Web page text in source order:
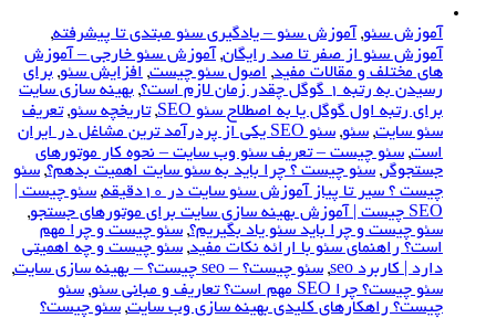
آموزش سئو, آموزش سئو – یادگیری سئو مبتدی تا پیشرفته,
آموزش سئو از صفر تا صد رایگان, آموزش سئو خارجی – آموزش
های مختلف و مقالات مفید, اصول سئو چیست, افزایش سئو, برای
رسیدن به رتبه 1 گوگل چقدر زمان لازم است؟
, بهینه سازی سایت
برای رتبه اول گوگل یا به اصطلاح سئو SEO
,تاریخچه سئو,‎تعریف
سئو سایت, سئو,
سئو SEO یکی از پردرآمد ترین مشاغل در ایران
است, سئو چیست – تعریف سئو وب سایت – نحوه کار موتورهای
جستجوگر , سئو چیست ؟ چرا باید به سئو سایت اهمیت بدهم؟, سئو
چیست ؟ سیر تا پیاز آموزش سئو سایت در 10دقیقه
, سئو چیست |
SEO چیست | آموزش بهینه سازی سایت برای موتورهای جستجو
,
سئو چیست و چرا باید سئو یاد بگیریم؟, سئو چیست و چرا مهم
است؟ راهنمای سئو با ارائه نکات مفید, سئو چیست و چه اهمیتی
دارد | کاربرد seo
, سئو چیست؟ – seo چیست؟ – بهینه سازی سایت
,
سئو چیست؟ چرا SEO مهم است؟ تعاریف و مبانی سئو
, سئو
چیست؟ راهکارهای کلیدی بهینه سازی وب سایت, سئو چیست؟